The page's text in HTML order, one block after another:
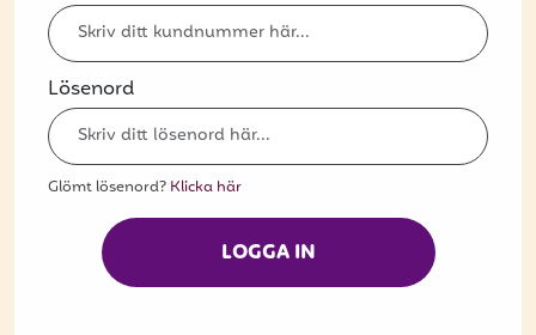
Hitta din grossist
Hållbarhet
Jobba hos oss
Kontakta oss
Om oss
Lösenord
Glömt lösenord? Klicka här
LOGGA IN